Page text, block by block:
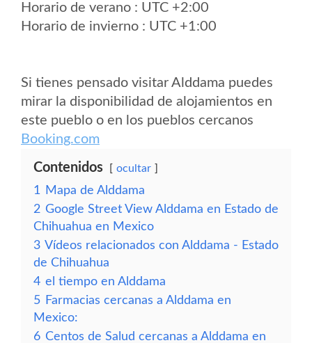
Horario de verano : UTC +2:00
Horario de invierno : UTC +1:00
Si tienes pensado visitar Alddama puedes
mirar la disponibilidad de alojamientos en
este pueblo o en los pueblos cercanos
Booking.com
Contenidos ocultar
1
Mapa de Alddama
2 Google Street View Alddama en Estado de
Chihuahua en Mexico
3 Vídeos relacionados con Alddama - Estado
de Chihuahua
4 el tiempo en Alddama
5 Farmacias cercanas a Alddama en
Mexico:
6 Centos de Salud cercanas a Alddama en